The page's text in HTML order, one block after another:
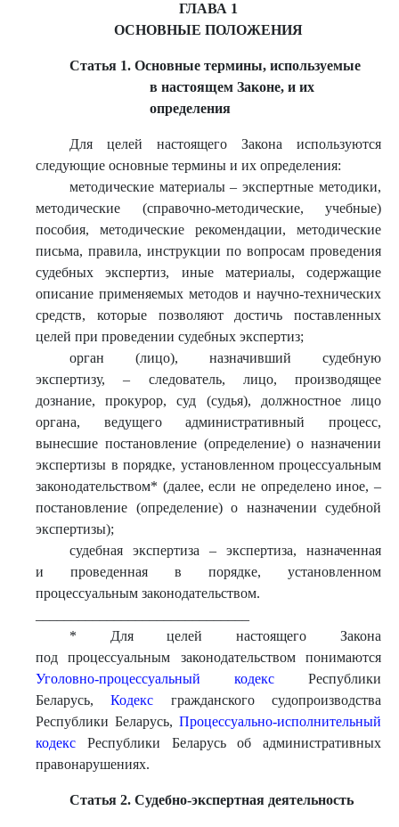
ГЛАВА 1
ОСНОВНЫЕ ПОЛОЖЕНИЯ
Статья 1. Основные термины, используемые
в настоящем Законе, и их
определения
Для целей настоящего Закона используются
следующие основные термины и их определения:
методические материалы – экспертные методики,
методические (справочно-методические, учебные)
пособия, методические рекомендации, методические
письма, правила, инструкции по вопросам проведения
судебных экспертиз, иные материалы, содержащие
описание применяемых методов и научно-технических
средств, которые позволяют достичь поставленных
целей при проведении судебных экспертиз;
орган (лицо), назначивший судебную
экспертизу, – следователь, лицо, производящее
дознание, прокурор, суд (судья), должностное лицо
органа, ведущего административный процесс,
вынесшие постановление (определение) о назначении
экспертизы в порядке, установленном процессуальным
законодательством* (далее, если не определено иное, –
постановление (определение) о назначении судебной
экспертизы);
судебная экспертиза – экспертиза, назначенная
и проведенная в порядке, установленном
процессуальным законодательством.
* Для целей настоящего Закона
под процессуальным законодательством понимаются
Уголовно-процессуальный кодекс Республики
Беларусь,Кодекс гражданского судопроизводства
Республики Беларусь, Процессуально-исполнительный
кодекс Республики Беларусь об административных
правонарушениях.
Статья 2. Судебно-экспертная деятельность